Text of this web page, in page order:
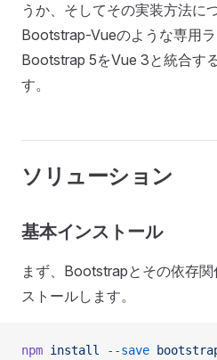
うか、そしてその実装方法に
Bootstrap-Vueのような専用ラ
Bootstrap 5をVue 3と統合す
す。
ソリューション
基本インストール
まず、Bootstrapとその依存
ストールします。
npm install --save